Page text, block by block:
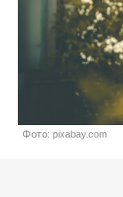
Фото: pixabay.com